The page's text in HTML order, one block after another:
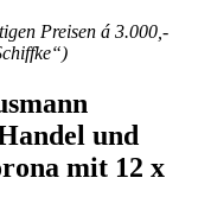
Preisen á 3.000,-
und
mit 12 x